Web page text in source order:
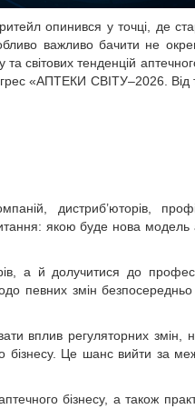
опинився у точці, де
важливо бачити не
та світових тенденцій
«АПТЕКИ СВІТУ–2026. Від
дистриб’юторів,
якою буде нова модель
а й долучитися до
певних змін безпосередньо
вплив регуляторних змін,
бізнесу. Це шанс вийти за
бізнесу, а також